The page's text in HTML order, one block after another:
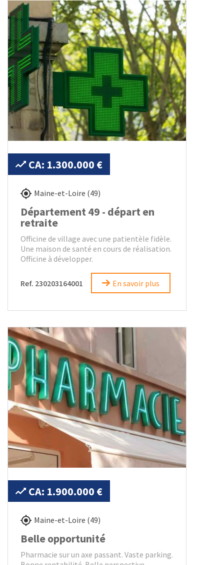
CA: 1.300.000 €
Maine-et-Loire (49)
Département 49 - départ en
retraite
Officine de village avec une patientèle fidèle.
Une maison de santé en cours de réalisation.
Officine à développer.
Ref. 230203164001 En savoir plus
CA: 1.900.000 €
Maine-et-Loire (49)
Belle opportunité
Pharmacie sur un axe passant. Vaste parking.